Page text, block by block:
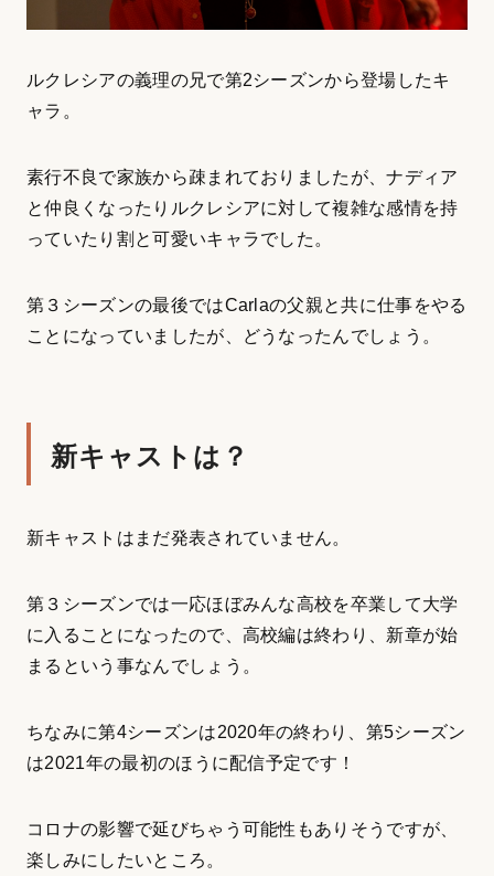
ルクレシアの義理の兄で第2シーズンから登場したキ
ャラ。
素行不良で家族から疎まれておりましたが、ナディア
と仲良くなったりルクレシアに対して複雑な感情を持
っていたり割と可愛いキャラでした。
第３シーズンの最後ではCarlaの父親と共に仕事をやる
ことになっていましたが、どうなったんでしょう。
新キャストは？
新キャストはまだ発表されていません。
第３シーズンでは一応ほぼみんな高校を卒業して大学
に入ることになったので、高校編は終わり、新章が始
まるという事なんでしょう。
ちなみに第4シーズンは2020年の終わり、第5シーズン
は2021年の最初のほうに配信予定です！
コロナの影響で延びちゃう可能性もありそうですが、
楽しみにしたいところ。